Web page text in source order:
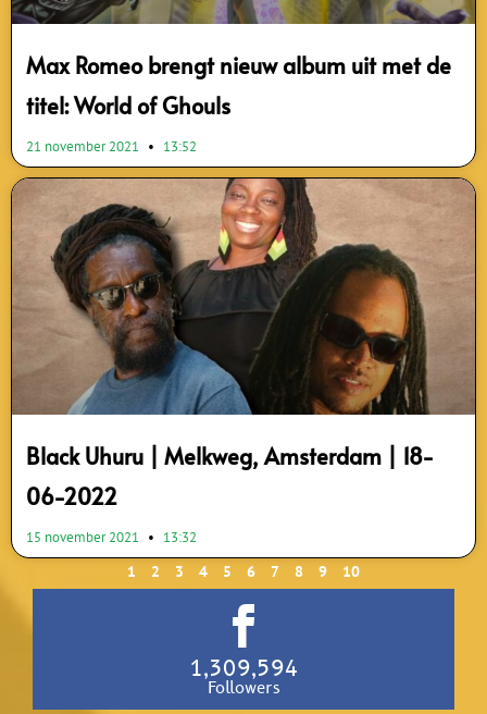
Max Romeo brengt nieuw album uit met de
titel: World of Ghouls
21 november 2021 13:52
Black Uhuru | Melkweg, Amsterdam | 18-
06-2022
15 november 2021 13:32
1 2 3 4 5 6 7 8 9 10
1,309,594
Followers